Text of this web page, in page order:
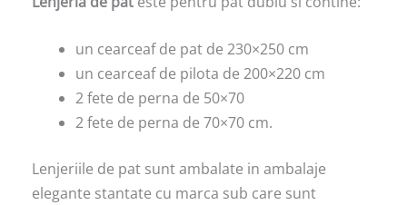
un cearceaf de pat de 230×250 cm
un cearceaf de pilota de 200×220 cm
2 fete de perna de 50×70
2 fete de perna de 70×70 cm.
Lenjeriile de pat sunt ambalate in ambalaje
elegante stantate cu marca sub care sunt